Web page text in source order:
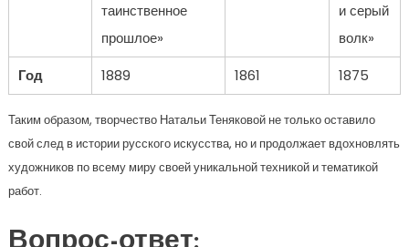
таинственное
прошлое»
и серый
волк»
Год
1889 1861 1875
Таким образом, творчество Натальи Теняковой не только оставило
свой след в истории русского искусства, но и продолжает вдохновлять
художников по всему миру своей уникальной техникой и тематикой
работ.